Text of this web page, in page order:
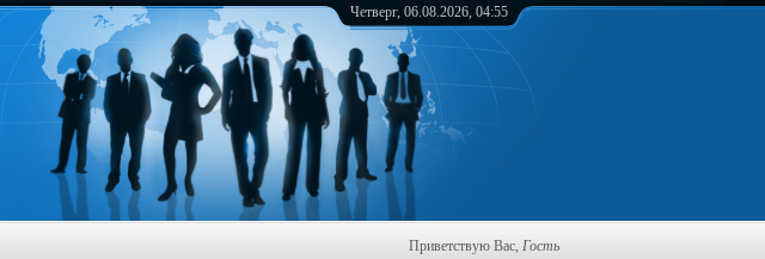
Четверг, 06.08.2026, 04:55
Приветствую Вас, Гость